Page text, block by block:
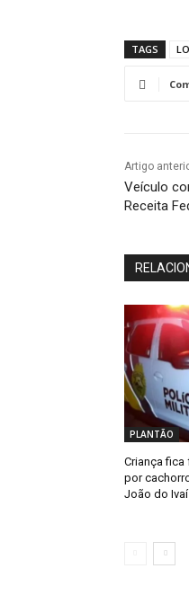
TAGS
Artigo
Veículo
Receita
PLANTÃO
Criança
por
João do Ivaí